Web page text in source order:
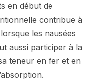
en début de
contribue à
les nausées
aussi participer à la
teneur en fer et en